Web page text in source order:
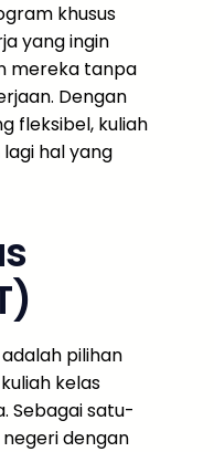
khusus
yang ingin
mereka tanpa
Dengan
fleksibel, kuliah
hal yang
pilihan
kelas
Sebagai satu-
dengan